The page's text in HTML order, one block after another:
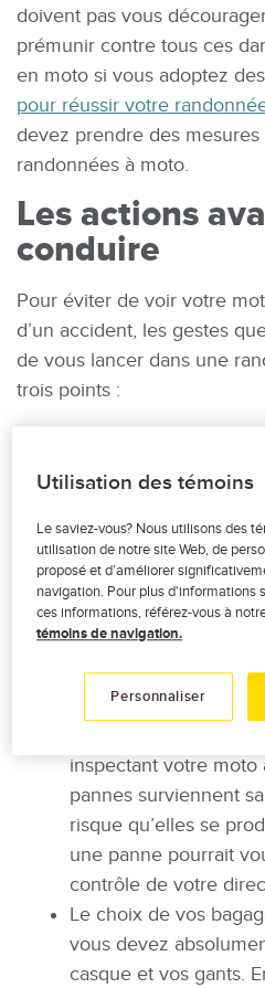
doivent pas vous
prémunir contre tous ces
en moto si vous adoptez des
pour réussir votre
devez prendre des
randonnées à moto.
Les actions
conduire
Pour éviter de voir votre
d’un accident, les gestes
de vous lancer dans une
trois points :
vous pouvez utiliser
spécialisés,
mobiles destinées à
Évitez autant que
risquées, cahoteuses
L’inspection de votre
planifiée soit longue
inspectant votre moto
pannes surviennent
risque qu’elles se
une panne pourrait
contrôle de votre
Le choix de vos
vous devez
casque et vos gants.
Utilisation des témoins
Le saviez-vous? Nous utilisons des
utilisation de notre site Web, de
proposé et d’améliorer
navigation. Pour plus d'informations
ces informations, référez-vous à
témoins de navigation.
Personnaliser